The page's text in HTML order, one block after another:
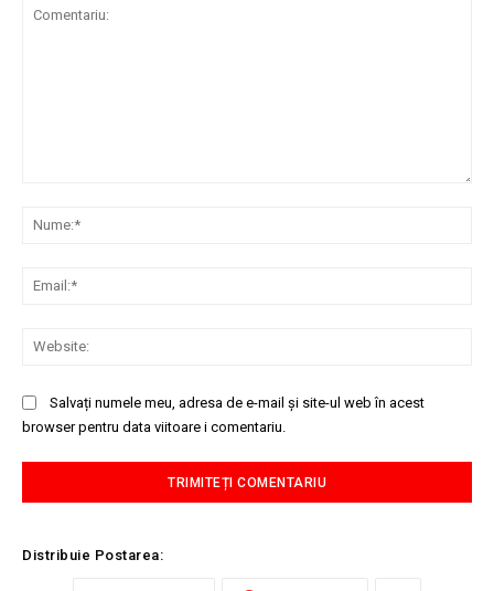
Salvați numele meu, adresa de e-mail și site-ul web în acest
browser pentru data viitoare i comentariu.
Distribuie Postarea: